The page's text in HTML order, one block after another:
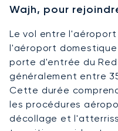
Wajh, pour
Le vol entre
l'aéroport domestique
porte d'entrée du
généralement entre
Cette durée
les procédures
décollage et